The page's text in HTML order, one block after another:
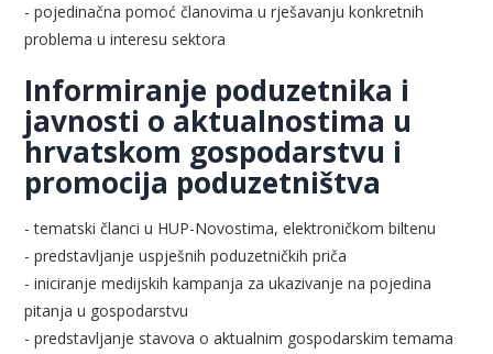
- pojedinačna pomoć članovima u rješavanju konkretnih
problema u interesu sektora
Informiranje poduzetnika i
javnosti o aktualnostima u
hrvatskom gospodarstvu i
promocija poduzetništva
- tematski članci u HUP-Novostima, elektroničkom biltenu
- predstavljanje uspješnih poduzetničkih priča
- iniciranje medijskih kampanja za ukazivanje na pojedina
pitanja u gospodarstvu
- predstavljanje stavova o aktualnim gospodarskim temama